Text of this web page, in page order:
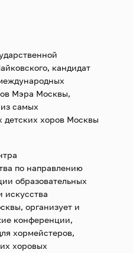
кандидат
Мэра Москвы,
самых
детских хоров Москвы
по направлению
образовательных
искусства
организует и
конференции,
хормейстеров,
хоровых